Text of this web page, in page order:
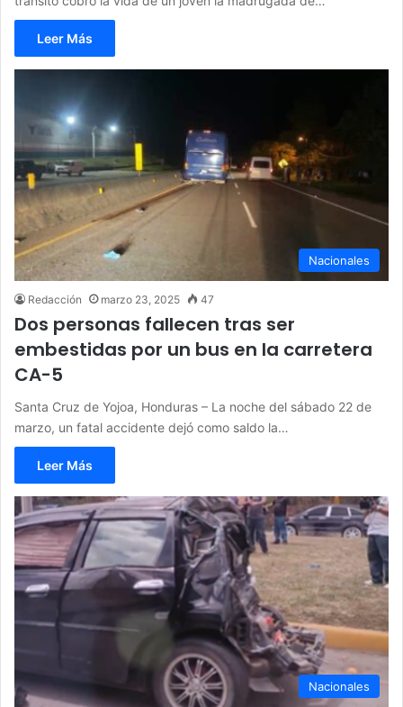
Leer Más
Nacionales
Redacción marzo 23, 2025 47
Dos personas fallecen tras ser
embestidas por un bus en la carretera
CA-5
Santa Cruz de Yojoa, Honduras – La noche del sábado 22 de
marzo, un fatal accidente dejó como saldo la…
Leer Más
Nacionales